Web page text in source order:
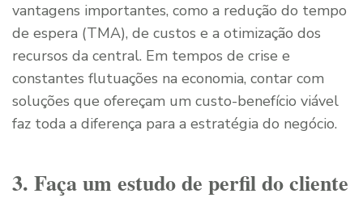
vantagens importantes, como a redução do tempo
de espera (TMA), de custos e a otimização dos
recursos da central. Em tempos de crise e
constantes flutuações na economia, contar com
soluções que ofereçam um custo-benefício viável
faz toda a diferença para a estratégia do negócio.
3. Faça um estudo de perfil do cliente